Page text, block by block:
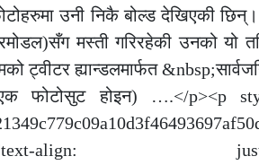
उनी निकै बोल्ड देखिएकी
मस्ती गरिरहेकी उनको यो
ट्वीटर ह्यान्डलमार्फत
फोटोसुट होइन) ….</p><p
align: